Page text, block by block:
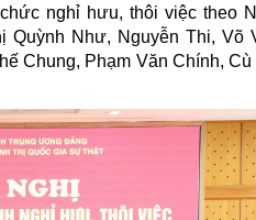
nghỉ hưu, thôi việc theo
Quỳnh Như, Nguyễn Thi, Võ
Chung, Phạm Văn Chính, Cù